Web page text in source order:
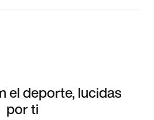
el deporte, lucidas
por ti